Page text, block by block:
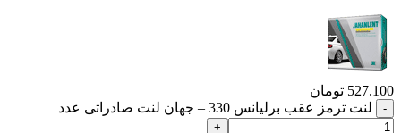
527.100 تومان
لنت ترمز عقب برلیانس 330 – جهان لنت صادراتی عدد